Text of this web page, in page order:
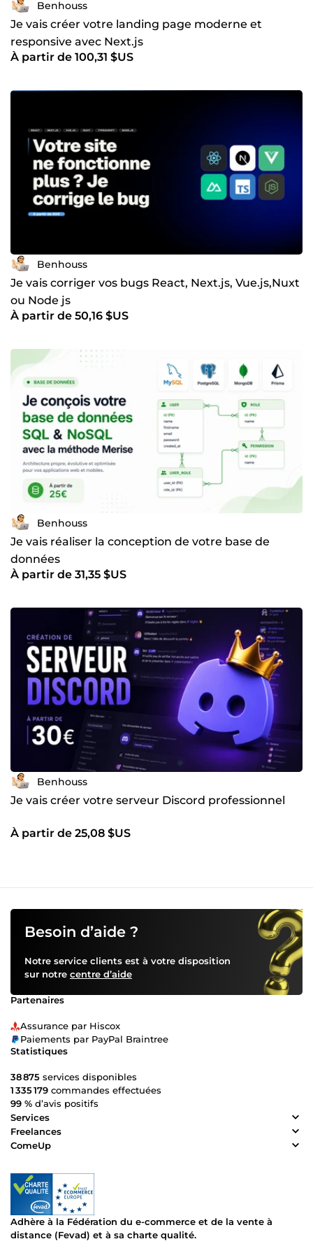
Benhouss
Je vais créer votre landing page moderne et
responsive avec Next.js
À partir de 100,31 $US
Benhouss
Je vais corriger vos bugs React, Next.js, Vue.js,Nuxt
ou Node js
À partir de 50,16 $US
Benhouss
Je vais réaliser la conception de votre base de
données
À partir de 31,35 $US
Benhouss
Je vais créer votre serveur Discord professionnel
À partir de 25,08 $US
Besoin d’aide ?
Notre service clients est à votre disposition
sur notre centre d’aide
Partenaires
Assurance par Hiscox
Paiements par PayPal Braintree
Statistiques
38 875 services disponibles
1 335 179 commandes effectuées
99 % d’avis positifs
Services
Freelances
ComeUp
Adhère à la Fédération du e-commerce et de la vente à
distance (Fevad) et à sa charte qualité.